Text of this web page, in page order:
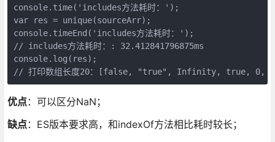
console.time('includes方法耗时：');
var res = unique(sourceArr);
console.timeEnd('includes方法耗时：');
// includes方法耗时：: 32.412841796875ms
console.log(res);
// 打印数组长度20：[false, "true", Infinity,
优点：可以区分NaN；
缺点：ES版本要求高，和indexOf方法相比耗时较长；